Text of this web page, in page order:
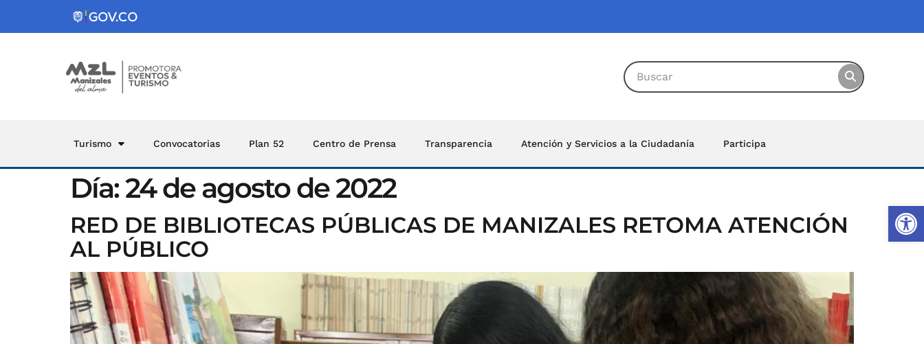
Turismo Convocatorias Plan 52 Centro de Prensa Transparencia Atención y Servicios a la Ciudadanía Participa
Día:24 de agosto de 2022
RED DE BIBLIOTECAS PÚBLICAS DE MANIZALES RETOMA ATENCIÓN
AL PÚBLICO